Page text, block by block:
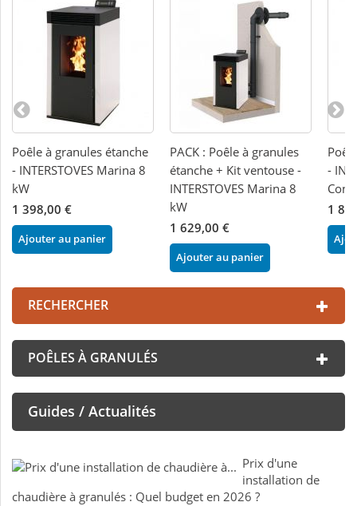
Poêle à granules étanche
- INTERSTOVES Marina 8
kW
1 398,00 €
Ajouter au panier
PACK : Poêle à granules
étanche + Kit ventouse -
INTERSTOVES Marina 8
kW
1 629,00 €
Ajouter au panier
-
1
RECHERCHER
POÊLES À GRANULÉS
Guides / Actualités
Prix d'une
installation de
chaudière à granulés : Quel budget en 2026 ?